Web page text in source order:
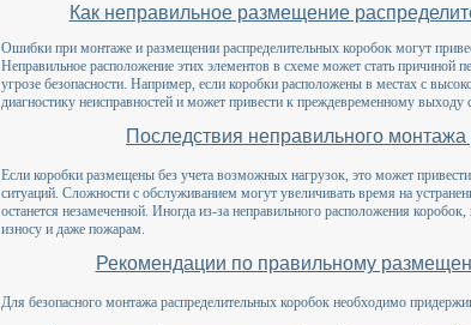
Как неправильное размещение
Ошибки при монтаже и размещении распределительных коробок могут
Неправильное расположение этих элементов в схеме может стать причиной
угрозе безопасности. Например, если коробки расположены в местах с
диагностику неисправностей и может привести к преждевременному выходу
Последствия неправильного
Если коробки размещены без учета возможных нагрузок, это может
ситуаций. Сложности с обслуживанием могут увеличивать время на
останется незамеченной. Иногда из-за неправильного расположения
износу и даже пожарам.
Рекомендации по правильному
Для безопасного монтажа распределительных коробок необходимо